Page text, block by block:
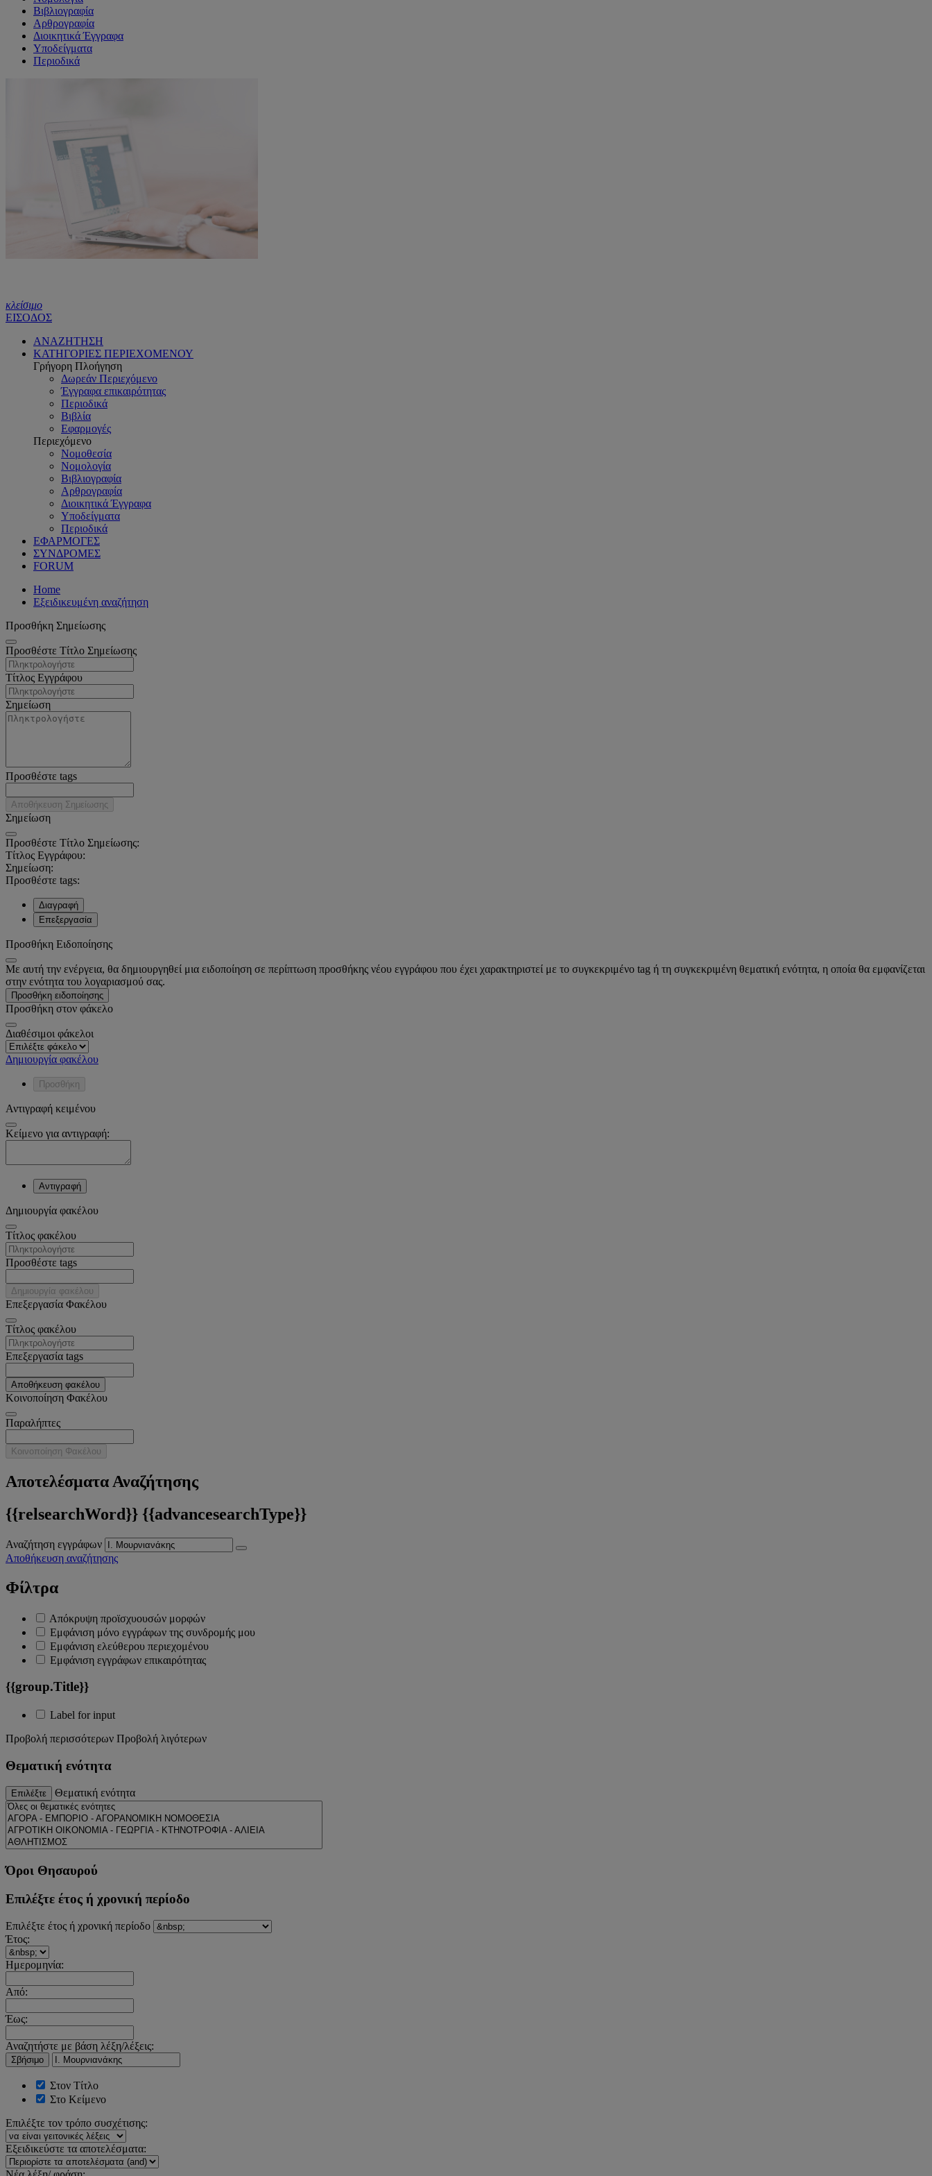
Βιβλιογραφία
Αρθρογραφία
Διοικητικά Έγγραφα
Υποδείγματα
Περιοδικά
κλείσιμο
ΕΙΣΟΔΟΣ
ΑΝΑΖΗΤΗΣΗ
ΚΑΤΗΓΟΡΙΕΣ ΠΕΡΙΕΧΟΜΕΝΟΥ
Γρήγορη Πλοήγηση
Δωρεάν Περιεχόμενο
Έγγραφα επικαιρότητας
Περιοδικά
Βιβλία
Εφαρμογές
Περιεχόμενο
Νομοθεσία
Νομολογία
Βιβλιογραφία
Αρθρογραφία
Διοικητικά Έγγραφα
Υποδείγματα
Περιοδικά
ΕΦΑΡΜΟΓΕΣ
ΣΥΝΔΡΟΜΕΣ
FORUM
Home
Εξειδικευμένη αναζήτηση
Προσθήκη Σημείωσης
Προσθέστε Τίτλο Σημείωσης
Τίτλος Εγγράφου
Σημείωση
Προσθέστε tags
Αποθήκευση Σημείωσης
Σημείωση
Προσθέστε Τίτλο Σημείωσης:
Τίτλος Εγγράφου:
Σημείωση:
Προσθέστε tags:
Διαγραφή
Επεξεργασία
Προσθήκη Ειδοποίησης
Με αυτή την ενέργεια, θα δημιουργηθεί μια ειδοποίηση σε περίπτωση προσθήκης νέου εγγράφου που έχει χαρακτηριστεί με το συγκεκριμένο tag ή τη συγκεκριμένη θεματική ενότητα, η οποία θα εμφανίζεται
στην ενότητα του λογαριασμού σας.
Προσθήκη ειδοποίησης
Προσθήκη στον φάκελο
Διαθέσιμοι φάκελοι
Δημιουργία φακέλου
Προσθήκη
Αντιγραφή κειμένου
Κείμενο για αντιγραφή:
Αντιγραφή
Δημιουργία φακέλου
Tίτλος φακέλου
Προσθέστε tags
Δημιουργία φακέλου
Επεξεργασία Φακέλου
Tίτλος φακέλου
Επεξεργασία tags
Αποθήκευση φακέλου
Κοινοποίηση Φακέλου
Παραλήπτες
Κοινοποίηση Φακέλου
Αποτελέσματα Αναζήτησης
{{relsearchWord}} {{advancesearchType}}
Αναζήτηση εγγράφων
Αποθήκευση αναζήτησης
Φίλτρα
Απόκρυψη προϊσχυουσών μορφών
Εμφάνιση μόνο εγγράφων της συνδρομής μου
Εμφάνιση ελεύθερου περιεχομένου
Εμφάνιση εγγράφων επικαιρότητας
{{group.Title}}
Label for input
Προβολή περισσότερων Προβολή λιγότερων
Θεματική ενότητα
Επιλέξτε Θεματική ενότητα
Όροι Θησαυρού
Επιλέξτε έτος ή χρονική περίοδο
Επιλέξτε έτος ή χρονική περίοδο
Έτος:
Ημερομηνία:
Από:
Έως:
Αναζητήστε με βάση λέξη/λέξεις:
Σβήσιμο
Στον Τίτλο
Στο Κείμενο
Επιλέξτε τον τρόπο συσχέτισης:
Εξειδικεύστε τα αποτελέσματα: